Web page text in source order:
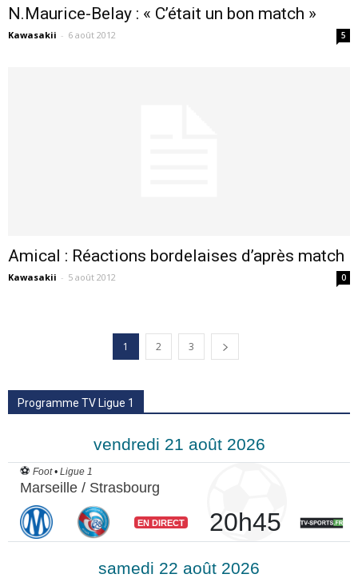
N.Maurice-Belay : « C’était un bon match »
Kawasakii - 6 août 2012 5
Amical : Réactions bordelaises d’après match
Kawasakii - 5 août 2012 0
1 2 3
Programme TV Ligue 1